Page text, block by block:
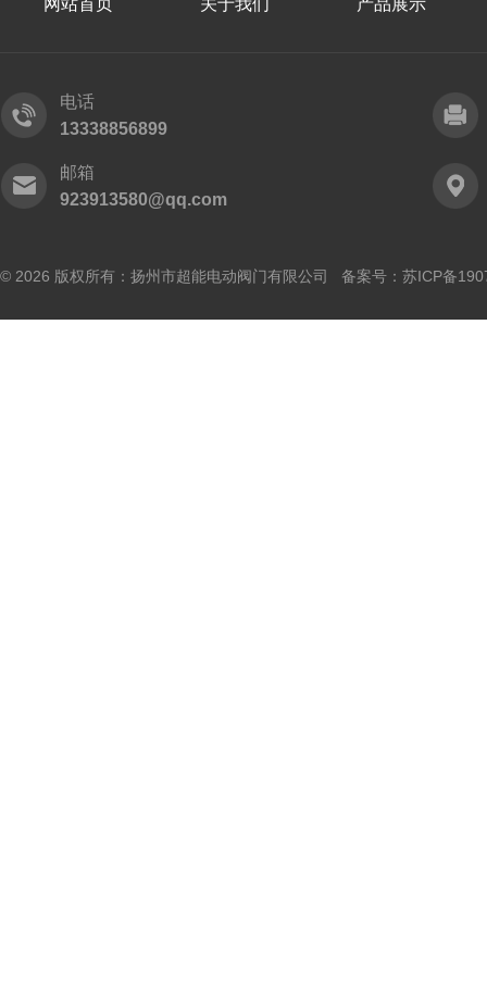
网站首页 关于我们 产品展示
电话
13338856899
邮箱
923913580@qq.com
© 2026 版权所有：扬州市超能电动阀门有限公司 备案号： 苏ICP备